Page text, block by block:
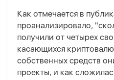
Как отмечается в
проанализировало,
получили от четырех
касающихся
собственных средств
проекты, и как